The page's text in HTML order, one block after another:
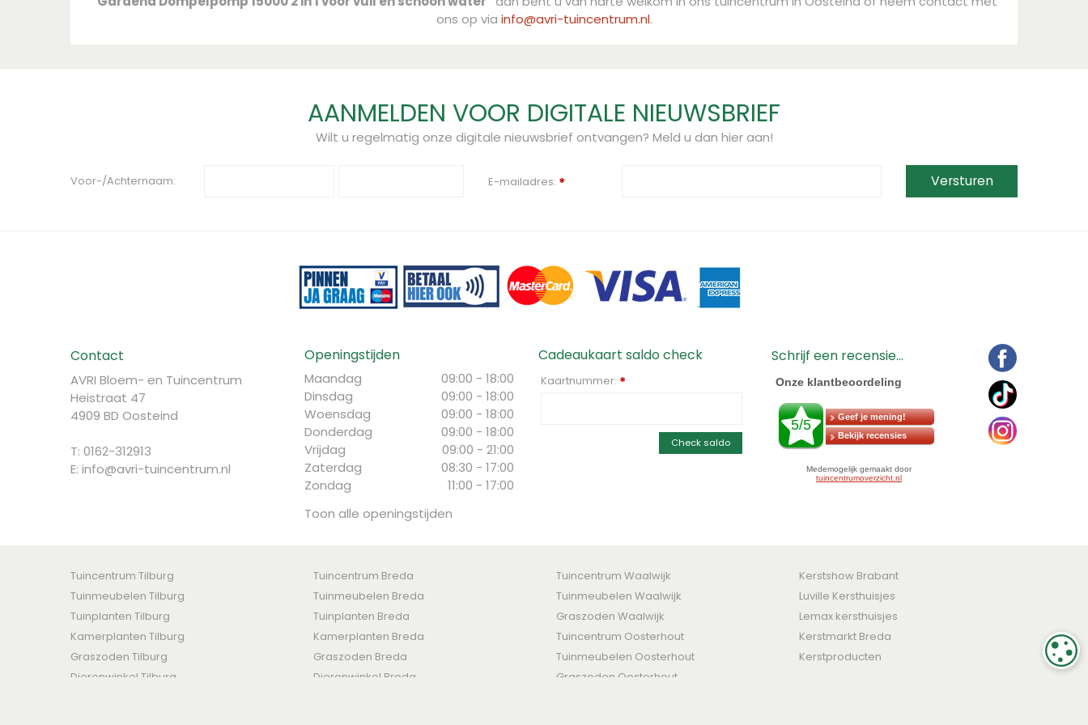
voordelen van beide functies. U kunt vertrouwen op de ruim 40 jaar
expertise van GARDENA op het gebied van pompen voor beregening,
ons op via info@avri-tuincentrum.nl.
AANMELDEN VOOR DIGITALE NIEUWSBRIEF
Wilt u regelmatig onze digitale nieuwsbrief ontvangen? Meld u dan hier aan!
Voor-/Achternaam: E-mailadres: *
Contact
AVRI Bloem- en Tuincentrum
Heistraat 47
4909 BD Oosteind
T: 0162-312913
E: info@avri-tuincentrum.nl
Openingstijden
Maandag
09:00 - 18:00
Dinsdag
09:00 - 18:00
Woensdag
09:00 - 18:00
Donderdag
09:00 - 18:00
Vrijdag
09:00 - 21:00
Zaterdag
08:30 - 17:00
Zondag
11:00 - 17:00
Toon alle openingstijden
Cadeaukaart saldo check
Kaartnummer: *
Check saldo
Schrijf een recensie...
Tuincentrum Tilburg
Tuinmeubelen Tilburg
Tuinplanten Tilburg
Kamerplanten Tilburg
Graszoden Tilburg
Dierenwinkel Tilburg
Tuincentrum Breda
Tuinmeubelen Breda
Tuinplanten Breda
Kamerplanten Breda
Graszoden Breda
Dierenwinkel Breda
Tuincentrum Waalwijk
Tuinmeubelen Waalwijk
Graszoden Waalwijk
Tuincentrum Oosterhout
Tuinmeubelen Oosterhout
Graszoden Oosterhout
Kerstshow Brabant
Luville Kersthuisjes
Lemax kersthuisjes
Kerstmarkt Breda
Kerstproducten